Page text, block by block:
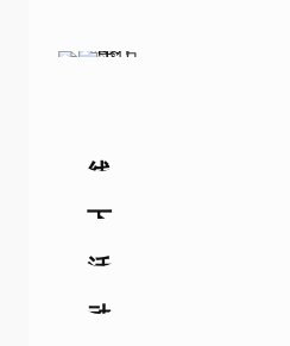
线
下
活
动